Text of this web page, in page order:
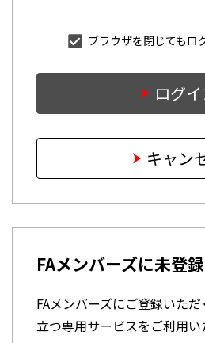
ブラウザを閉じてもロ
ログ
キャン
FAメンバーズに未登
FAメンバーズにご登録いた
立つ専用サービスをご利用い